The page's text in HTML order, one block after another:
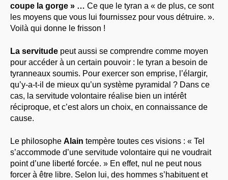
coupe la gorge » … Ce que le tyran a « de plus, ce sont
les moyens que vous lui fournissez pour vous détruire. ».
Voilà qui donne le frisson !
La servitude peut aussi se comprendre comme moyen
pour accéder à un certain pouvoir : le tyran a besoin de
tyranneaux soumis. Pour exercer son emprise, l’élargir,
qu’y-a-t-il de mieux qu’un système pyramidal ? Dans ce
cas, la servitude volontaire réalise bien un intérêt
réciproque, et c’est alors un choix, en connaissance de
cause.
Le philosophe Alain tempère toutes ces visions : « Tel
s’accommode d’une servitude volontaire qui ne voudrait
point d’une liberté forcée. » En effet, nul ne peut nous
forcer à être libre. Selon lui, des hommes s’habituent et